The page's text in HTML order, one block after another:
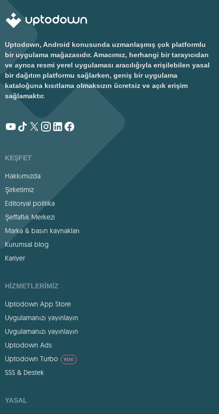
Uptodown, Android konusunda uzmanlaşmış çok platformlu
bir uygulama mağazasıdır. Amacımız, herhangi bir tarayıcıdan
ve ayrıca resmi yerel uygulaması aracılığıyla erişilebilen yasal
bir dağıtım platformu sağlarken, geniş bir uygulama
kataloğuna kısıtlama olmaksızın ücretsiz ve açık erişim
sağlamaktır.
KEŞFET
Hakkımızda
Şirketimiz
Editoryal politika
Şeffaflık Merkezi
Marka & basın kaynakları
Kurumsal blog
Kariyer
HIZMETLERIMIZ
Uptodown App Store
Uygulamanızı yayınlayın
Uygulamanızı yayınlayın
Uptodown Ads
Uptodown Turbo
YENI
SSS & Destek
YASAL